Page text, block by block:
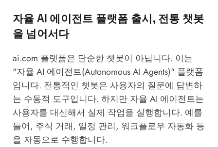
자율 AI 에이전트 플랫폼 출시, 전통 챗봇
을 넘어서다
ai.com 플랫폼은 단순한 챗봇이 아닙니다. 이는
"자율 AI 에이전트(Autonomous AI Agents)" 플랫폼
입니다. 전통적인 챗봇은 사용자의 질문에 답변하
는 수동적 도구입니다. 하지만 자율 AI 에이전트는
사용자를 대신해서 실제 작업을 실행합니다. 예를
들어, 주식 거래, 일정 관리, 워크플로우 자동화 등
을 자동으로 수행합니다.